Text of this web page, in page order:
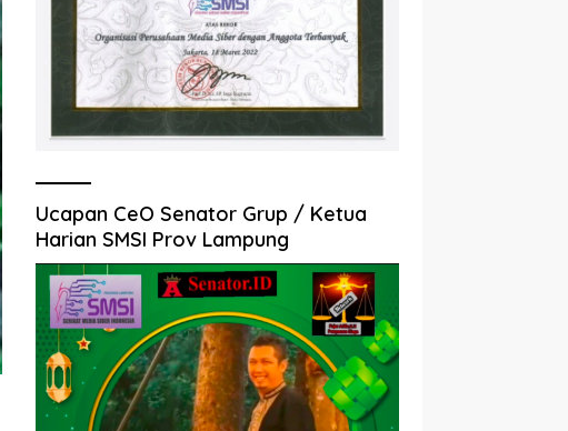
Ucapan CeO Senator Grup / Ketua
Harian SMSI Prov Lampung